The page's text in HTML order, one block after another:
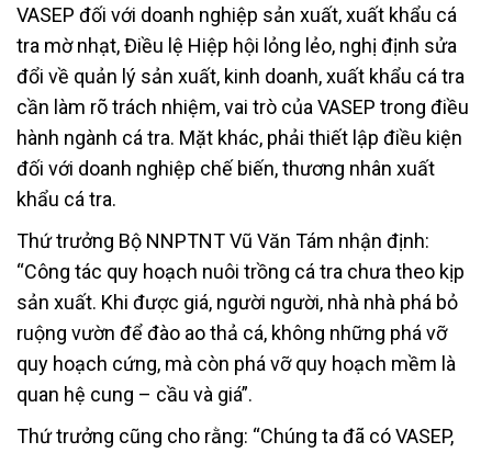
VASEP đối với doanh nghiệp sản xuất, xuất khẩu cá
tra mờ nhạt, Điều lệ Hiệp hội lỏng lẻo, nghị định sửa
đổi về quản lý sản xuất, kinh doanh, xuất khẩu cá tra
cần làm rõ trách nhiệm, vai trò của VASEP trong điều
hành ngành cá tra. Mặt khác, phải thiết lập điều kiện
đối với doanh nghiệp chế biến, thương nhân xuất
khẩu cá tra.
Thứ trưởng Bộ NNPTNT Vũ Văn Tám nhận định:
“Công tác quy hoạch nuôi trồng cá tra chưa theo kịp
sản xuất. Khi được giá, người người, nhà nhà phá bỏ
ruộng vườn để đào ao thả cá, không những phá vỡ
quy hoạch cứng, mà còn phá vỡ quy hoạch mềm là
quan hệ cung – cầu và giá”.
Thứ trưởng cũng cho rằng: “Chúng ta đã có VASEP,